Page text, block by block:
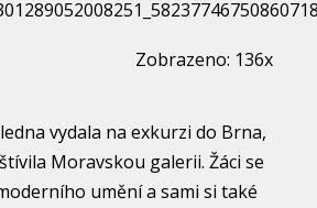
Zobrazeno: 136x
vydala na exkurzi do Brna,
Moravskou galerii. Žáci se
umění a sami si také